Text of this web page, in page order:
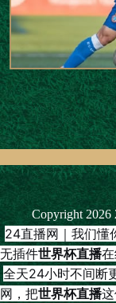
Copyright
24直播网｜我们懂
无插件世界杯直播
全天24小时不间断
网，把世界杯直播